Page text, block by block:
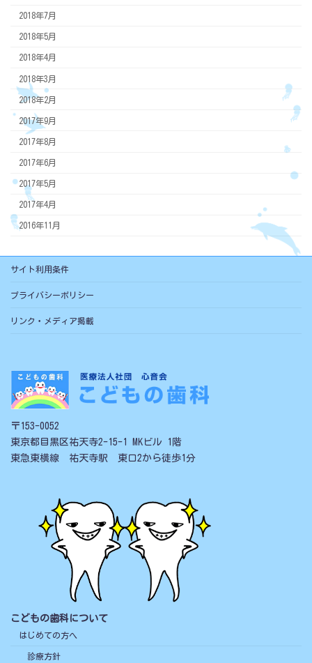
2018年7月
2018年5月
2018年4月
2018年3月
2018年2月
2017年9月
2017年8月
2017年6月
2017年5月
2017年4月
2016年11月
サイト利用条件
プライバシーポリシー
リンク・メディア掲載
〒153-0052
東京都目黒区祐天寺2-15-1 MKビル 1階
東急東横線 祐天寺駅 東口2から徒歩1分
こどもの歯科について
はじめての方へ
診療方針